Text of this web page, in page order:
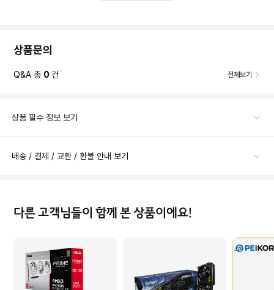
상품문의
Q&A 총 0 건 전체보기
상품 필수 정보 보기
배송 / 결제 / 교환 / 환불 안내 보기
다른 고객님들이 함께 본 상품이에요!